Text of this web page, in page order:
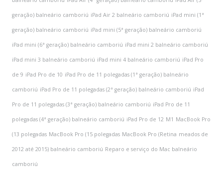
geração) balneário camboriú iPad Air 2 balneário camboriú iPad mini (1ª
geração) balneário camboriú iPad mini (5ª geração) balneário camboriú
iPad mini (6ª geração) balneário camboriú iPad mini 2 balneário camboriú
iPad mini 3 balneário camboriú iPad mini 4 balneário camboriú iPad Pro
de 9 iPad Pro de 10 iPad Pro de 11 polegadas (1ª geração) balneário
camboriú iPad Pro de 11 polegadas (2ª geração) balneário camboriú iPad
Pro de 11 polegadas (3ª geração) balneário camboriú iPad Pro de 11
polegadas (4ª geração) balneário camboriú iPad Pro de 12 M1 MacBook Pro
(13 polegadas MacBook Pro (15 polegadas MacBook Pro (Retina meados de
2012 até 2015) balneário camboriú Reparo e serviço do Mac balneário
camboriú